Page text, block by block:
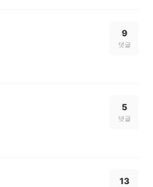
9
댓글
5
댓글
13